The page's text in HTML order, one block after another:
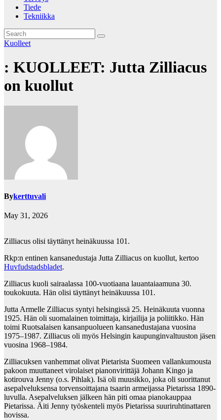
Tiede
Tekniikka
Kuolleet
: KUOLLEET: Jutta Zilliacus
on kuollut
Bykerttuvali
May 31, 2026
Zilliacus olisi täyttänyt heinäkuussa 101.
Rkp:n entinen kansanedustaja Jutta Zilliacus on kuollut, kertoo
Huvfudstadsbladet.
Zilliacus kuoli sairaalassa 100-vuotiaana lauantaiaamuna 30.
toukokuuta. Hän olisi täyttänyt heinäkuussa 101.
Jutta Armelle Zilliacus syntyi helsingissä 25. Heinäkuuta vuonna
1925. Hän oli suomalainen toimittaja, kirjailija ja poliitikko. Hän
toimi Ruotsalaisen kansanpuolueen kansanedustajana vuosina
1975–1987. Zilliacus oli myös Helsingin kaupunginvaltuuston jäsen
vuosina 1968–1984.
Zilliacuksen vanhemmat olivat Pietarista Suomeen vallankumousta
pakoon muuttaneet virolaiset pianonvirittäjä Johann Kingo ja
kotirouva Jenny (o.s. Pihlak). Isä oli muusikko, joka oli suorittanut
asepalveluksensa torvensoittajana tsaarin armeijassa Pietarissa 1890-
luvulla. Asepalveluksen jälkeen hän piti omaa pianokauppaa
Pietarissa. Äiti Jenny työskenteli myös Pietarissa suuriruhtinattaren
hovissa.